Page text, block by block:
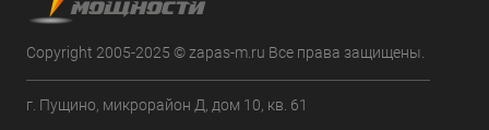
Copyright 2005-2025 © zapas-m.ru Все права защищены.
г. Пущино, микрорайон Д, дом 10, кв. 61